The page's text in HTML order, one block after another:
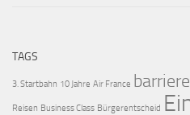
TAGS
3. Startbahn 10 Jahre Air France
Reisen Business Class Bürgerentscheid